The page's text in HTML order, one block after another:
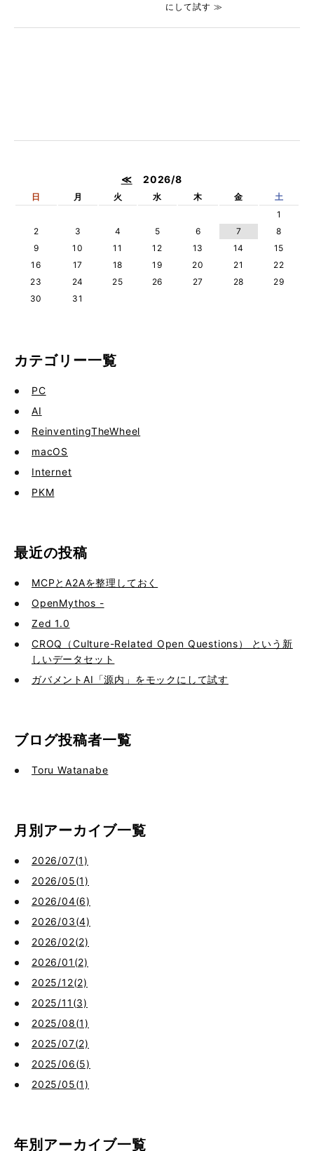
にして試す ≫
≪ 2026/8
日 月 火 水 木 金
土
1
2
3 4 5 6 7
8
9
10 11 12 13 14
15
16
17 18 19 20 21
22
23
24 25 26 27 28
29
30
31
カテゴリー一覧
PC
AI
ReinventingTheWheel
macOS
Internet
PKM
最近の投稿
MCPとA2Aを整理しておく
OpenMythos -
Zed 1.0
CROQ（Culture-Related Open Questions） という新
しいデータセット
ガバメントAI「源内」をモックにして試す
ブログ投稿者一覧
Toru Watanabe
月別アーカイブ一覧
2026/07(1)
2026/05(1)
2026/04(6)
2026/03(4)
2026/02(2)
2026/01(2)
2025/12(2)
2025/11(3)
2025/08(1)
2025/07(2)
2025/06(5)
2025/05(1)
年別アーカイブ一覧